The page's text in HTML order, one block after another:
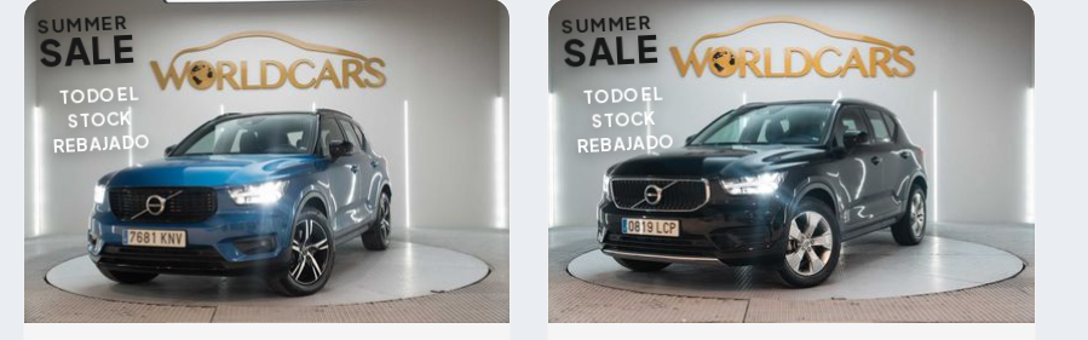
SUMMER
SALE
TODO EL
STOCK
REBAJADO
SUMMER
SALE
TODO EL
STOCK
REBAJADO